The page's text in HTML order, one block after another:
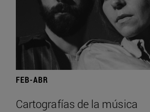
FEB-ABR
Cartografías de la música